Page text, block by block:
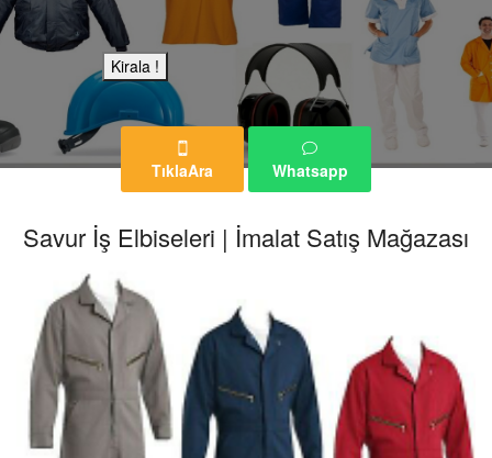
TıklaAra Whatsapp
Kirala !
Savur İş Elbiseleri | İmalat Satış Mağazası